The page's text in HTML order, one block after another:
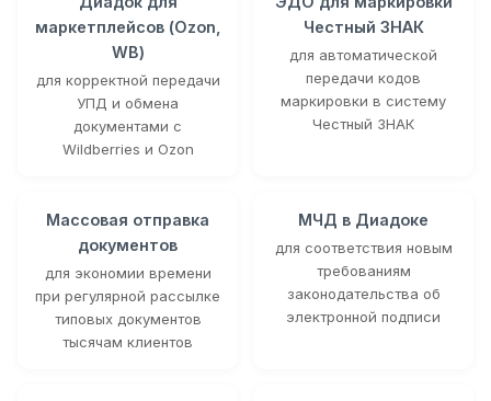
маркетплейсов (Ozon,
WB)
для корректной передачи
УПД и обмена
документами с
Wildberries и Ozon
Честный ЗНАК
для автоматической
передачи кодов
маркировки в систему
Честный ЗНАК
Массовая отправка
документов
для экономии времени
при регулярной рассылке
типовых документов
тысячам клиентов
МЧД в Диадоке
для соответствия новым
требованиям
законодательства об
электронной подписи